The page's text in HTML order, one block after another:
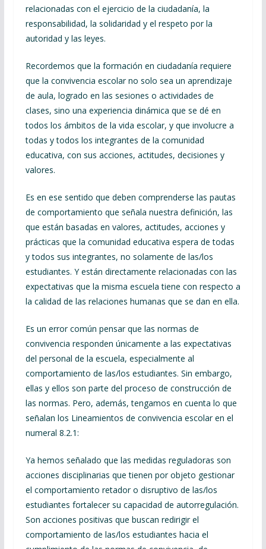
relacionadas con el ejercicio de la ciudadanía, la
responsabilidad, la solidaridad y el respeto por la
autoridad y las leyes.
Recordemos que la formación en ciudadanía requiere
que la convivencia escolar no solo sea un aprendizaje
de aula, logrado en las sesiones o actividades de
clases, sino una experiencia dinámica que se dé en
todos los ámbitos de la vida escolar, y que involucre a
todas y todos los integrantes de la comunidad
educativa, con sus acciones, actitudes, decisiones y
valores.
Es en ese sentido que deben comprenderse las pautas
de comportamiento que señala nuestra definición, las
que están basadas en valores, actitudes, acciones y
prácticas que la comunidad educativa espera de todas
y todos sus integrantes, no solamente de las/los
estudiantes. Y están directamente relacionadas con las
expectativas que la misma escuela tiene con respecto a
la calidad de las relaciones humanas que se dan en ella.
Es un error común pensar que las normas de
convivencia responden únicamente a las expectativas
del personal de la escuela, especialmente al
comportamiento de las/los estudiantes. Sin embargo,
ellas y ellos son parte del proceso de construcción de
las normas. Pero, además, tengamos en cuenta lo que
señalan los Lineamientos de convivencia escolar en el
numeral 8.2.1:
Ya hemos señalado que las medidas reguladoras son
acciones disciplinarias que tienen por objeto gestionar
el comportamiento retador o disruptivo de las/los
estudiantes fortalecer su capacidad de autorregulación.
Son acciones positivas que buscan redirigir el
comportamiento de las/los estudiantes hacia el